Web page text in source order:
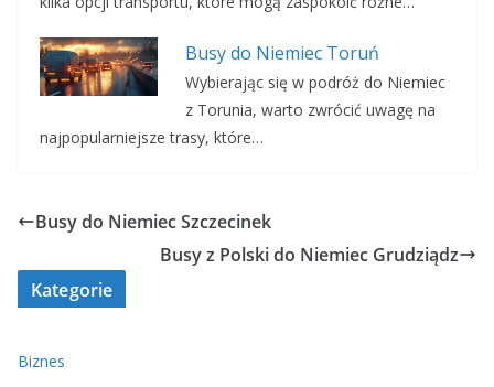
Busy do Niemiec Toruń
Wybierając się w podróż do Niemiec
z Torunia, warto zwrócić uwagę na
najpopularniejsze trasy, które…
Busy do Niemiec Szczecinek
Busy z Polski do Niemiec Grudziądz
Kategorie
Biznes